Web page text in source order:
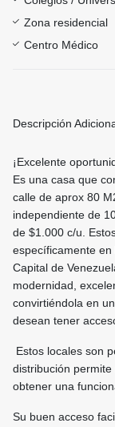
Zona residencial
Centro Médico
Descripción
¡Excelente
Es una casa que
calle de aprox 80
independiente de
de $1.000 c/u.
específicamente
Capital de
modernidad,
convirtiéndola en
desean tener
Estos locales son
distribución
obtener una
Su buen acceso